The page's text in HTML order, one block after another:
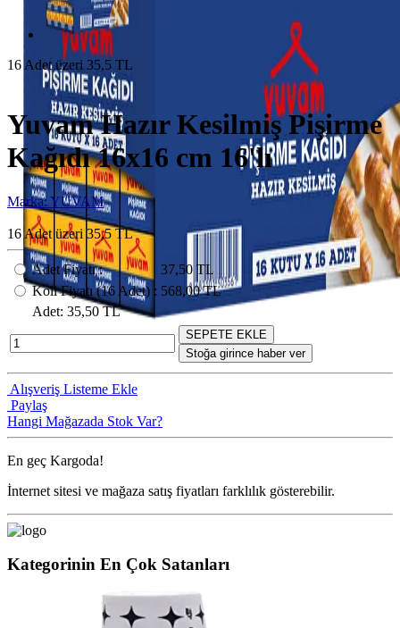
16 Adet üzeri 35,5 TL
Yuvam Hazır Kesilmiş Pişirme
Kağıdı 16x16 cm 16'lı
Marka: YUVAM
16 Adet üzeri 35,5 TL
Adet Fiyatı:
37,50 TL
Koli Fiyatı(16 Adet) : 568,00 TL
Adet: 35,50 TL
SEPETE EKLE
Stoğa girince haber ver
Alışveriş Listeme Ekle
Paylaş
Hangi Mağazada Stok Var?
En geç Kargoda!
İnternet sitesi ve mağaza satış fiyatları farklılık gösterebilir.
Kategorinin En Çok Satanları